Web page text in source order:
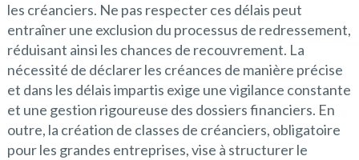
les créanciers. Ne pas respecter ces délais peut
entraîner une exclusion du processus de redressement,
réduisant ainsi les chances de recouvrement. La
nécessité de déclarer les créances de manière précise
et dans les délais impartis exige une vigilance constante
et une gestion rigoureuse des dossiers financiers. En
outre, la création de classes de créanciers, obligatoire
pour les grandes entreprises, vise à structurer le